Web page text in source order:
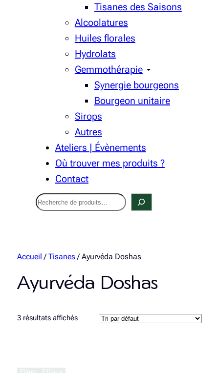
Tisanes des Saisons
Alcoolatures
Huiles florales
Hydrolats
Gemmothérapie
Synergie bourgeons
Bourgeon unitaire
Sirops
Autres
Ateliers | Évènements
Où trouver mes produits ?
Contact
Recherche
Accueil / Tisanes/ Ayurvéda Doshas
Ayurvéda Doshas
3 résultats affichés